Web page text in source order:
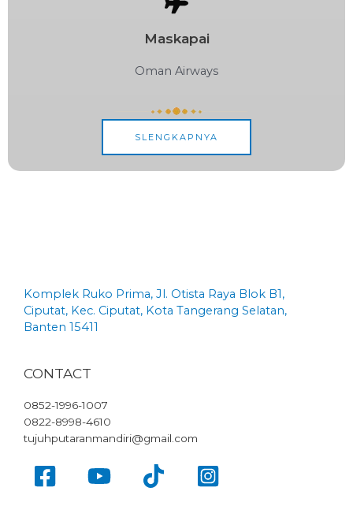
Maskapai
Oman Airways
SLENGKAPNYA
Komplek Ruko Prima, Jl. Otista Raya Blok B1,
Ciputat, Kec. Ciputat, Kota Tangerang Selatan,
Banten 15411
CONTACT
0852-1996-1007
0822-8998-4610
tujuhputaranmandiri@gmail.com